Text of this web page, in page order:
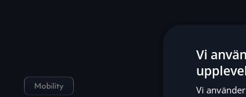
Mobility
Vi
Vi